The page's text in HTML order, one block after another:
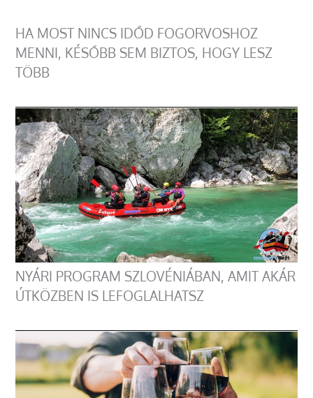
HA MOST NINCS IDŐD FOGORVOSHOZ
MENNI, KÉSŐBB SEM BIZTOS, HOGY LESZ
TÖBB
NYÁRI PROGRAM SZLOVÉNIÁBAN, AMIT AKÁR
ÚTKÖZBEN IS LEFOGLALHATSZ